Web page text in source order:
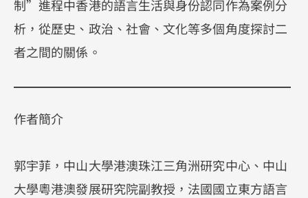
制”進程中香港的語言生活與身份認同作為案例分
析，從歷史、政治、社會、文化等多個角度探討二
者之間的關係。
作者簡介
郭宇菲，中山大學港澳珠江三角洲研究中心、中山
大學粵港澳發展研究院副教授，法國國立東方語言